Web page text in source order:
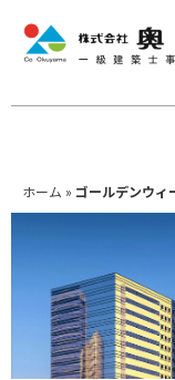
ホーム » ゴールデンウィ